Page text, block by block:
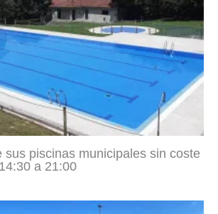
sus piscinas municipales sin coste
a 21:00